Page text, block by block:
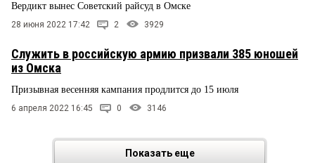
Вердикт вынес Советский райсуд в Омске
28 июня 2022 17:42 2 3929
Служить в российскую армию призвали 385 юношей
из Омска
Призывная весенняя кампания продлится до 15 июля
6 апреля 2022 16:45 0 3146
Показать еще